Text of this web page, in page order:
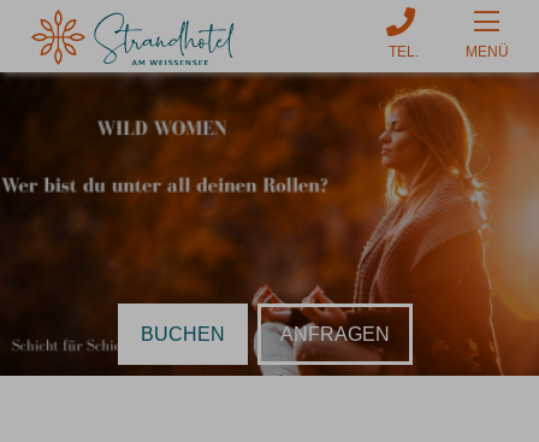
MENÜ
BUCHEN ANFRAGEN